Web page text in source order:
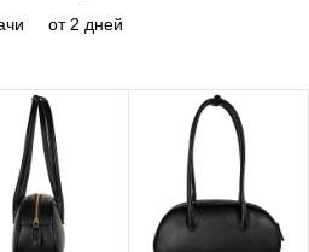
от 2 дней